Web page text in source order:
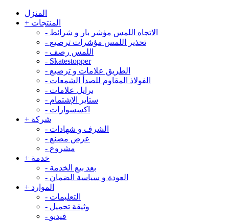
المنزل
+ المنتجات
- الاتجاه اللمس مؤشر بار و شرائط
- تحذير اللمس مؤشرات ترصيع
- اللمس رصف
- Skatestopper
- الطريق علامات و ترصيع
- الفولاذ المقاوم للصدأ الشمعات
- برايل علامات
- ستاير الإشتمام
- اكسسوارات
+ شركة
- الشرف و شهادات
- عرض مصنع
- مشروع
+ خدمة
- بعد بيع الخدمة
- العودة و سياسة الضمان
+ الموارد
- التعليمات
- وثيقة تحميل
- فيديو